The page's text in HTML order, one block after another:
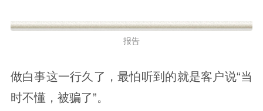
报告
做白事这一行久了，最怕听到的就是客户说“当
时不懂，被骗了”。